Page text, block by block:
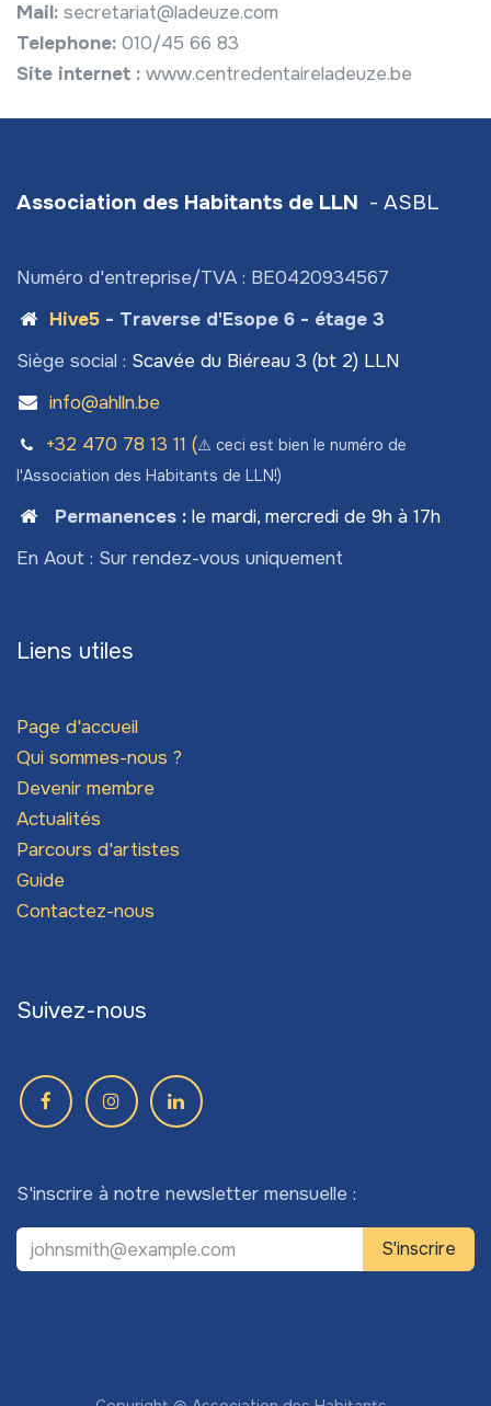
Mail: secretariat@ladeuze.com
Telephone: 010/45 66 83
Site internet : www.centredentaireladeuze.be
Association des Habitants de LLN - ASBL
Numéro d'entreprise/TVA : BE0420934567
Hive5- Traverse d'Esope 6 - étage 3
Siège social : Scavée du Biéreau 3 (bt 2) LLN
info@ahlln.be
+32 470 78​ 13 11 (⚠️ ceci est bien le numéro de
l'Association des Habitants de LLN!)
Permanences: le mardi, mercredi de 9h à 17h
En Aout : Sur rendez-vous uniquement
Liens utiles
Page d'accueil
Qui sommes-nous ?
Devenir membre
Actualités
Parcours d'artistes
Guide
Contactez-nous
Suivez-nous
S'inscrire à notre newsletter mensuelle :
S'inscrire